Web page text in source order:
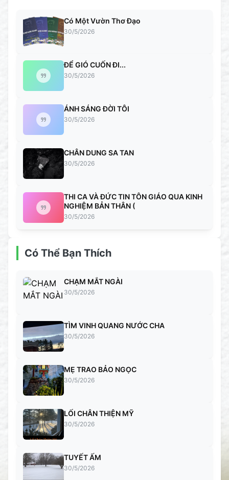
Có Một Vườn Thơ Đạo
30/5/2026
ĐỂ GIÓ CUỐN ĐI...
30/5/2026
ÁNH SÁNG ĐỜI TÔI
30/5/2026
CHÂN DUNG SA TAN
30/5/2026
THI CA VÀ ĐỨC TIN TÔN GIÁO QUA KINH
NGHIỆM BẢN THÂN (
30/5/2026
Có Thể Bạn Thích
CHẠM MẮT NGÀI
30/5/2026
TÌM VINH QUANG NƯỚC CHA
30/5/2026
MẸ TRAO BẢO NGỌC
30/5/2026
LỐI CHÂN THIỆN MỸ
30/5/2026
TUYẾT ẤM
30/5/2026